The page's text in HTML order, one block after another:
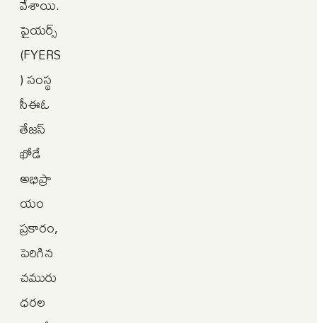
ఫైయర్స్
(FYERS
) సంస్థ
సీఈఓ
తేజస్
ఖోడే
అభిప్రా
యం
ప్రకారం,
పెరిగిన
చమురు
ధరల